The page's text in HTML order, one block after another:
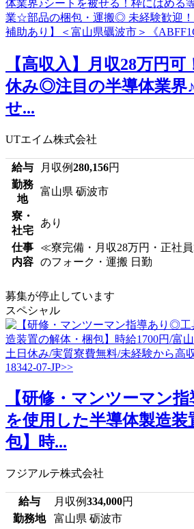
【高収入】月収28万円
休み◎注目の半導体業界
せ...
UTエイム株式会社
給与 月収例280,156円
勤務
地
富山県 砺波市
寮・
社宅
あり
仕事
内容
≪寮完備・月収28万円・正社
のフォーク・運搬 日勤
募集が停止しています
スペシャル
【研修・マンツーマン
を使用した半導体製造装
包】時...
フジアルテ株式会社
給与 月収例334,000円
勤務地
富山県 砺波市